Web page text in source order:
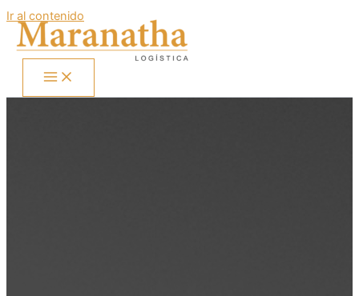
Ir al contenido